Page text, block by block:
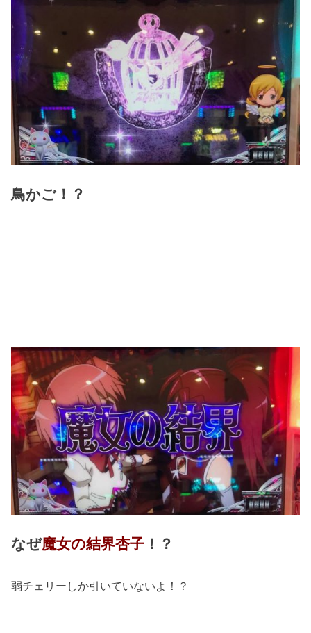
鳥かご！？
なぜ魔女の結界杏子 ！？
弱チェリーしか引いていないよ！？